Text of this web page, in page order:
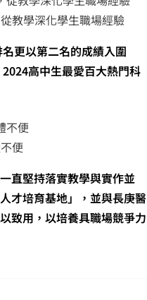
教學深化學生職場經驗
更以第二名的成績入圍
高中生最愛百大熱門科
便
直堅持落實教學與實作並
才培育基地」，並與長庚醫
致用，以培養具職場競爭力